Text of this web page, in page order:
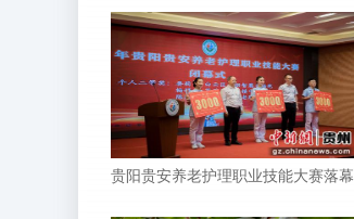
贵阳贵安养老护理职业技能大赛落幕